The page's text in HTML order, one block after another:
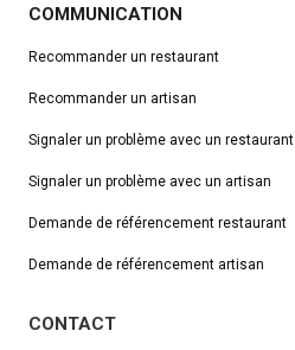
COMMUNICATION
Recommander un restaurant
Recommander un artisan
Signaler un problème avec un restaurant
Signaler un problème avec un artisan
Demande de référencement restaurant
Demande de référencement artisan
CONTACT